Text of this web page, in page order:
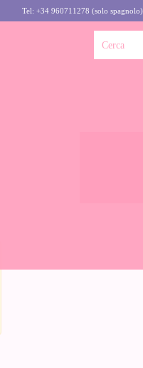
Tel: +34 960711278 (solo spagnolo)